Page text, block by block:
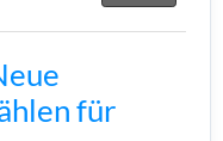
für